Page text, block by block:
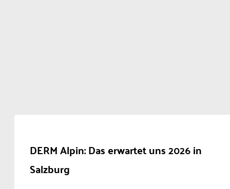
DERM Alpin: Das erwartet uns 2026 in
Salzburg